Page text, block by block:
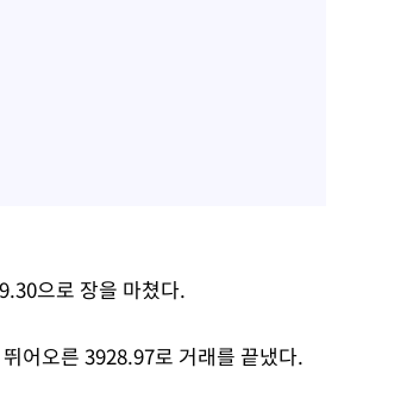
으로 장을 마쳤다.
어오른 3928.97로 거래를 끝냈다.